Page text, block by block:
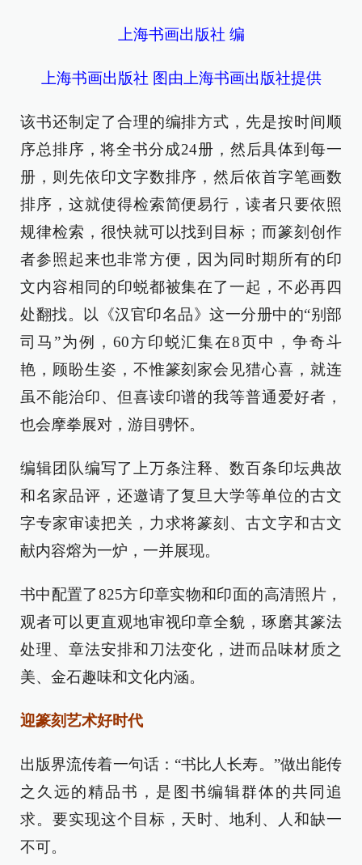
上海书画出版社 编
上海书画出版社 图由上海书画出版社提供
该书还制定了合理的编排方式，先是按时间顺
序总排序，将全书分成24册，然后具体到每一
册，则先依印文字数排序，然后依首字笔画数
排序，这就使得检索简便易行，读者只要依照
规律检索，很快就可以找到目标；而篆刻创作
者参照起来也非常方便，因为同时期所有的印
文内容相同的印蜕都被集在了一起，不必再四
处翻找。以《汉官印名品》这一分册中的“别部
司马”为例，60方印蜕汇集在8页中，争奇斗
艳，顾盼生姿，不惟篆刻家会见猎心喜，就连
虽不能治印、但喜读印谱的我等普通爱好者，
也会摩拳展对，游目骋怀。
编辑团队编写了上万条注释、数百条印坛典故
和名家品评，还邀请了复旦大学等单位的古文
字专家审读把关，力求将篆刻、古文字和古文
献内容熔为一炉，一并展现。
书中配置了825方印章实物和印面的高清照片，
观者可以更直观地审视印章全貌，琢磨其篆法
处理、章法安排和刀法变化，进而品味材质之
美、金石趣味和文化内涵。
迎篆刻艺术好时代
出版界流传着一句话：“书比人长寿。”做出能传
之久远的精品书，是图书编辑群体的共同追
求。要实现这个目标，天时、地利、人和缺一
不可。